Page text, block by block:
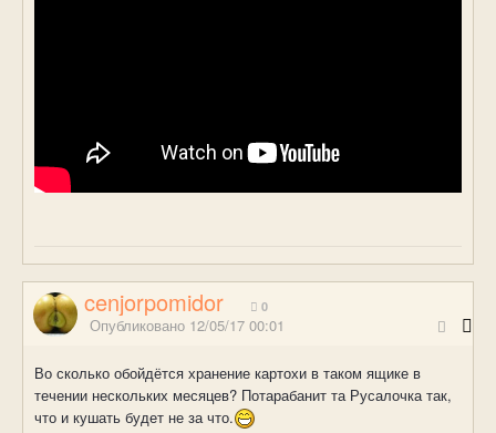
cenjorpomidor 0
Опубликовано 12/05/17 00:01
Во сколько обойдётся хранение картохи в таком ящике в
течении нескольких месяцев? Потарабанит та Русалочка так,
что и кушать будет не за что.